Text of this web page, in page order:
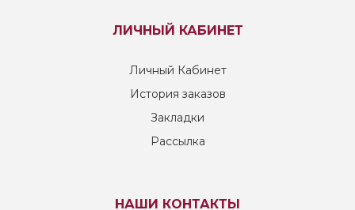
ЛИЧНЫЙ КАБИНЕТ
Личный Кабинет
История заказов
Закладки
Рассылка
НАШИ КОНТАКТЫ